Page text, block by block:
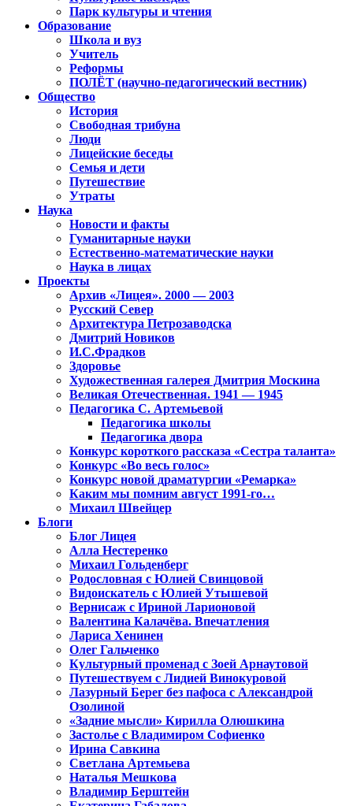
Парк культуры и чтения
Образование
Школа и вуз
Учитель
Реформы
ПОЛЁТ (научно-педагогический вестник)
Общество
История
Свободная трибуна
Люди
Лицейские беседы
Семья и дети
Путешествие
Утраты
Наука
Новости и факты
Гуманитарные науки
Естественно-математические науки
Наука в лицах
Проекты
Архив «Лицея». 2000 — 2003
Русский Север
Архитектура Петрозаводска
Дмитрий Новиков
И.С.Фрадков
Здоровье
Художественная галерея Дмитрия Москина
Великая Отечественная. 1941 — 1945
Педагогика С. Артемьевой
Педагогика школы
Педагогика двора
Конкурс короткого рассказа «Сестра таланта»
Конкурс «Во весь голос»
Конкурс новой драматургии «Ремарка»
Каким мы помним август 1991-го…
Михаил Швейцер
Блоги
Блог Лицея
Алла Нестеренко
Михаил Гольденберг
Родословная с Юлией Свинцовой
Видоискатель с Юлией Утышевой
Вернисаж с Ириной Ларионовой
Валентина Калачёва. Впечатления
Лариса Хенинен
Олег Гальченко
Культурный променад с Зоей Арнаутовой
Путешествуем с Лидией Винокуровой
Лазурный Берег без пафоса с Александрой
Озолиной
«Задние мысли» Кирилла Олюшкина
Застолье с Владимиром Софиенко
Ирина Савкина
Светлана Артемьева
Наталья Мешкова
Владимир Берштейн